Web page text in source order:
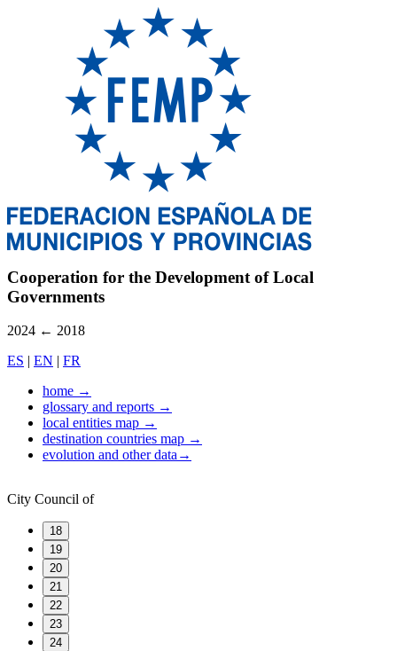
Cooperation for the Development of Local
Governments
2024 ← 2018
ES | EN | FR
home →
glossary and reports →
local entities map →
destination countries map →
evolution and other data→
City Council of
18
19
20
21
22
23
24